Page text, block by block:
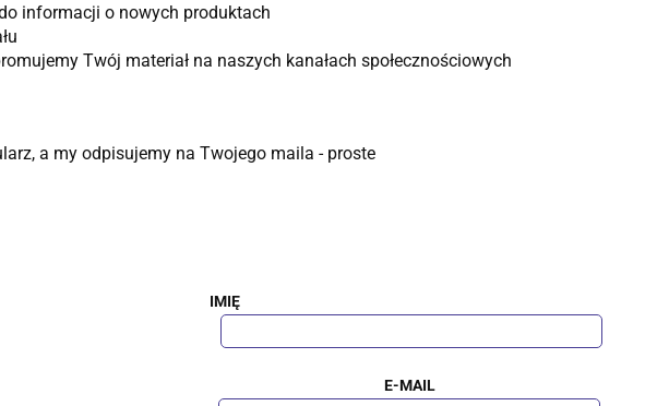
informacji o nowych produktach
Twój materiał na naszych kanałach społecznościowych
a my odpisujemy na Twojego maila - proste
IMIĘ
E-MAIL